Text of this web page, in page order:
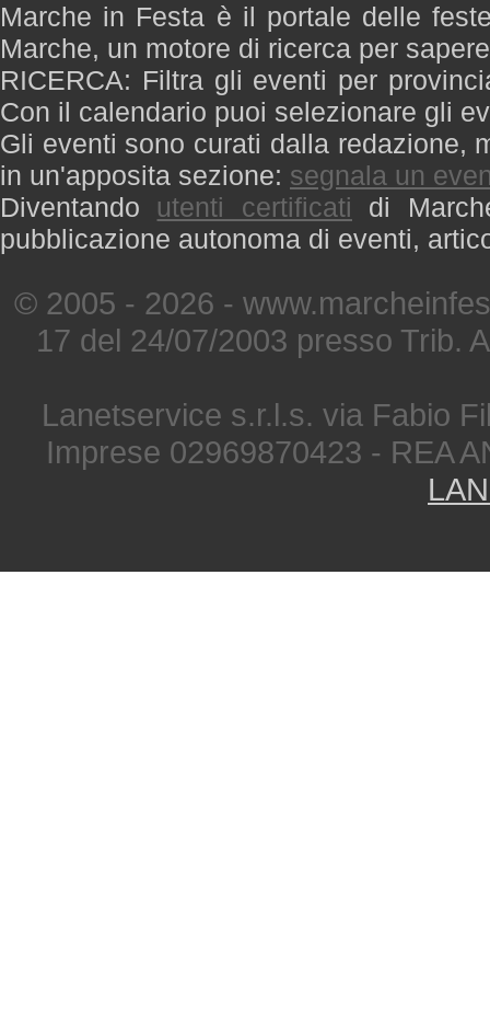
Marche in Festa è il portale delle
Marche, un motore di ricerca per
RICERCA: Filtra gli eventi per
Con il calendario puoi selezionare gli
Gli eventi sono curati dalla redazione,
in un'apposita sezione: segnala un
Diventando utenti certificati di
pubblicazione autonoma di eventi,
© 2005 - 2026 -
17 del 24/07/2003 presso Trib.
Lanetservice s.r.l.s. via Fabio
Imprese 02969870423 - REA